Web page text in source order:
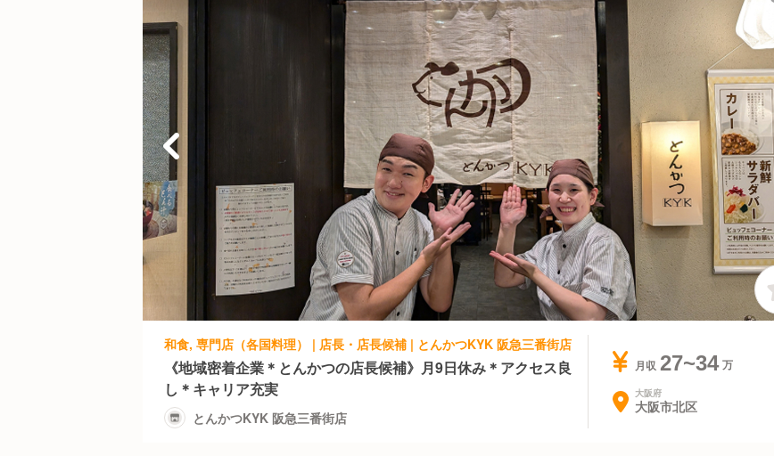
和食, 専門店（各国料理） | 店長・店長候補 | とんかつKYK 阪急三番街店
《地域密着企業＊とんかつの店長候補》月9日休み＊アクセス良
し＊キャリア充実
とんかつKYK 阪急三番街店
月収 27~34
大阪府
大阪市北区